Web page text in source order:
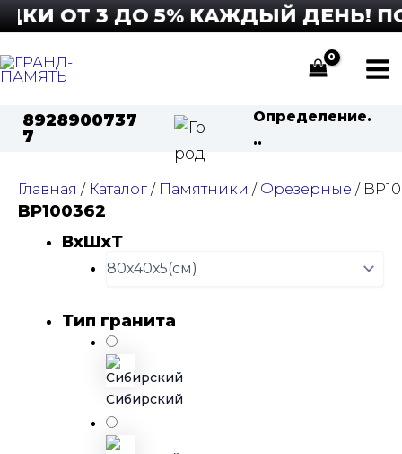
Перейти
к
содержимому
ОТ 3 ДО 5% КАЖДЫЙ ДЕНЬ!
8928900737
7
Определение.
..
Главная / Каталог / Памятники / Фрезерные /
BP100362
Тип гранита
Сибирский
ВхШхТ